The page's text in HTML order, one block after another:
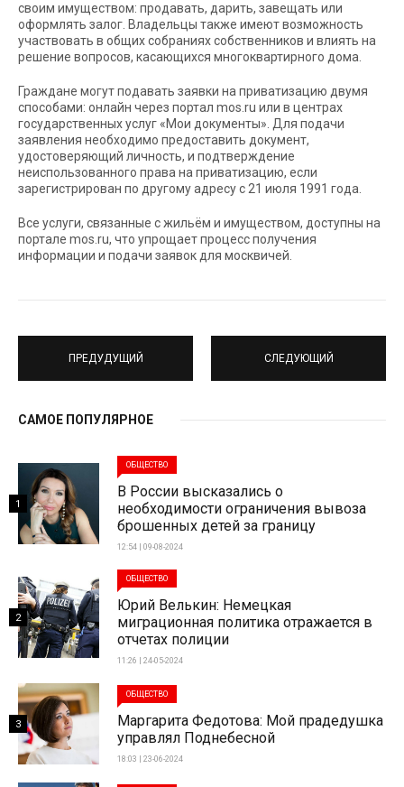
своим имуществом: продавать, дарить, завещать или
оформлять залог. Владельцы также имеют возможность
участвовать в общих собраниях собственников и влиять на
решение вопросов, касающихся многоквартирного дома.
Граждане могут подавать заявки на приватизацию двумя
способами: онлайн через портал mos.ru или в центрах
государственных услуг «Мои документы». Для подачи
заявления необходимо предоставить документ,
удостоверяющий личность, и подтверждение
неиспользованного права на приватизацию, если
зарегистрирован по другому адресу с 21 июля 1991 года.
Все услуги, связанные с жильём и имуществом, доступны на
портале mos.ru, что упрощает процесс получения
информации и подачи заявок для москвичей.
ПРЕДУДУЩИЙ СЛЕДУЮЩИЙ
САМОЕ ПОПУЛЯРНОЕ
ОБЩЕСТВО
В России высказались о
необходимости ограничения вывоза
брошенных детей за границу
12:54 | 09-08-2024
1
ОБЩЕСТВО
Юрий Велькин: Немецкая
миграционная политика отражается в
отчетах полиции
11:26 | 24-05-2024
2
ОБЩЕСТВО
Маргарита Федотова: Мой прадедушка
управлял Поднебесной
18:03 | 23-06-2024
3